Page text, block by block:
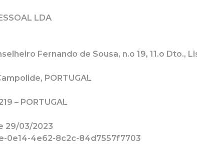
LDA
Fernando de Sousa, n.o 19, 11.o Dto.,
PORTUGAL
– PORTUGAL
29/03/2023
0e14-4e62-8c2c-84d7557f7703